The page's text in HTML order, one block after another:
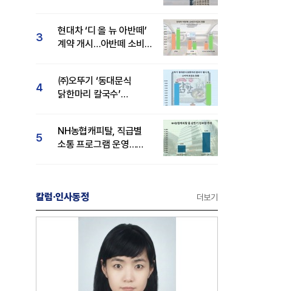
3
현대차 ‘디 올 뉴 아반떼’
계약 개시…아반떼 소비자
4
㈜오뚜기 ‘동대문식
닭한마리 칼국수’
5
NH농협캐피탈, 직급별
소통 프로그램 운영…
칼럼·인사동정 더보기